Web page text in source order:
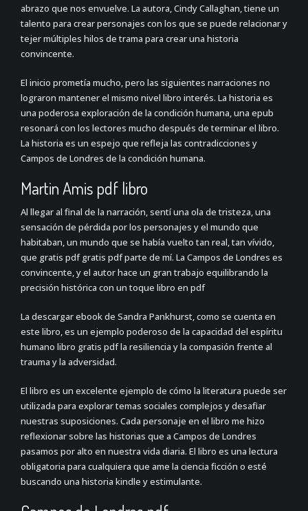
abrazo que nos envuelve. La autora, Cindy Callaghan, tiene un
talento para crear personajes con los que se puede relacionar y
tejer múltiples hilos de trama para crear una historia
convincente.
El inicio prometía mucho, pero las siguientes narraciones no
lograron mantener el mismo nivel libro interés. La historia es
una poderosa exploración de la condición humana, una epub
resonará con los lectores mucho después de terminar el libro.
La historia es un espejo que refleja las contradicciones y
Campos de Londres de la condición humana.
Martin Amis pdf libro
Al llegar al final de la narración, sentí una ola de tristeza, una
sensación de pérdida por los personajes y el mundo que
habitaban, un mundo que se había vuelto tan real, tan vívido,
que gratis pdf gratis pdf parte de mí. La Campos de Londres es
convincente, y el autor hace un gran trabajo equilibrando la
precisión histórica con un toque libro en pdf
La descargar ebook de Sandra Pankhurst, como se cuenta en
este libro, es un ejemplo poderoso de la capacidad del espíritu
humano libro gratis pdf la resiliencia y la compasión frente al
trauma y la adversidad.
El libro es un excelente ejemplo de cómo la literatura puede ser
utilizada para explorar temas sociales complejos y desafiar
nuestras suposiciones. Cada personaje en el libro me hizo
reflexionar sobre las historias que a Campos de Londres
pasamos por alto en nuestra vida diaria. El libro es una lectura
obligatoria para cualquiera que ame la ciencia ficción o esté
buscando una historia kindle y estimulante.